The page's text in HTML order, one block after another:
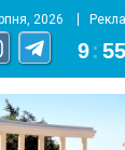
2026
9 : 55